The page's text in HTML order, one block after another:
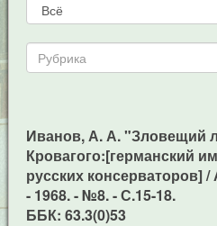
Иванов, А. А. "Зловещий
Кровагого:[германский
русских консерваторов]
- 1968. - №8. - С.15-18.
ББК: 63.3(0)53